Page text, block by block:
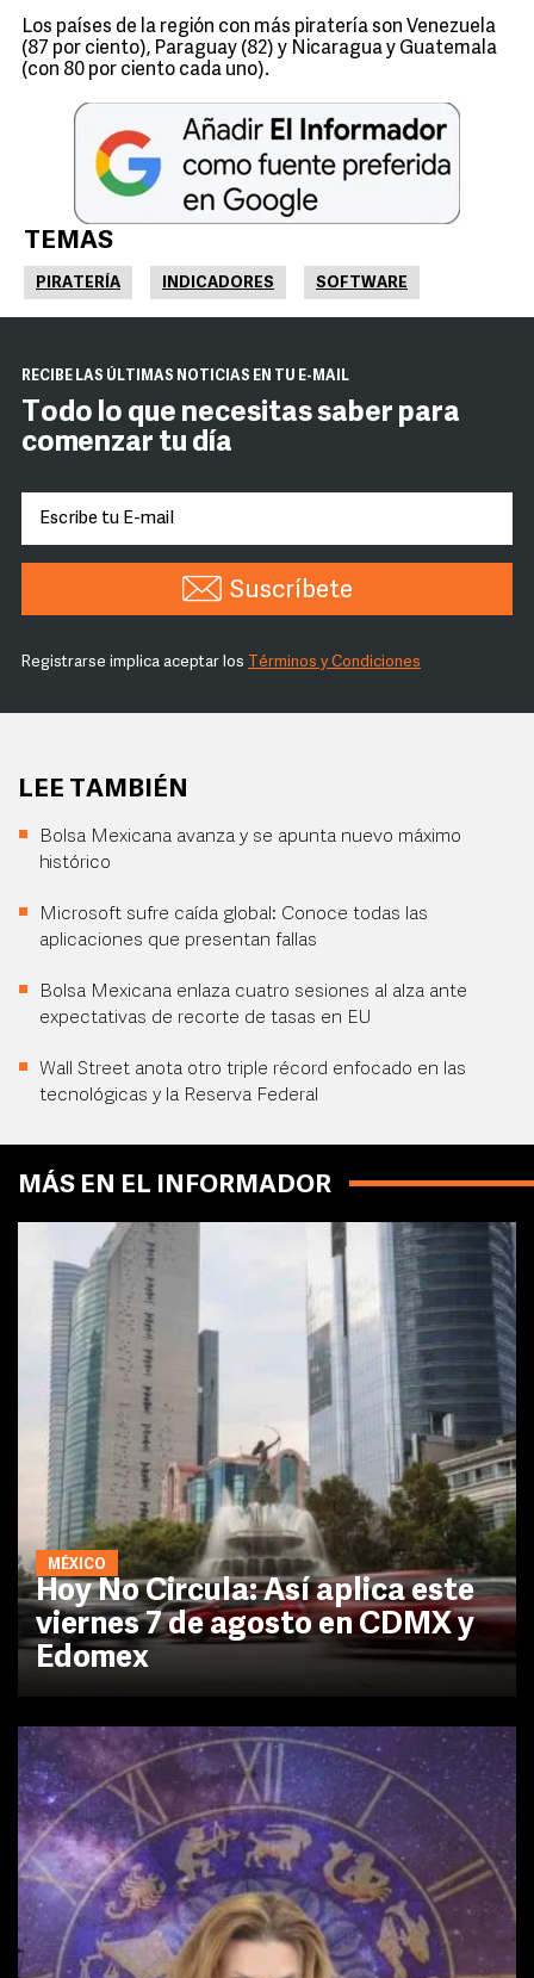
Los países de la región con más piratería son Venezuela
(87 por ciento), Paraguay (82) y Nicaragua y Guatemala
(con 80 por ciento cada uno).
TEMAS
PIRATERÍA INDICADORES SOFTWARE
RECIBE LAS ÚLTIMAS NOTICIAS EN TU E-MAIL
Todo lo que necesitas saber para
comenzar tu día
Suscríbete
Registrarse implica aceptar los Términos y Condiciones
LEE TAMBIÉN
Bolsa Mexicana avanza y se apunta nuevo máximo
histórico
Microsoft sufre caída global: Conoce todas las
aplicaciones que presentan fallas
Bolsa Mexicana enlaza cuatro sesiones al alza ante
expectativas de recorte de tasas en EU
Wall Street anota otro triple récord enfocado en las
tecnológicas y la Reserva Federal
MÁS EN EL INFORMADOR
MÉXICO
Hoy No Circula: Así aplica este
viernes 7 de agosto en CDMX y
Edomex